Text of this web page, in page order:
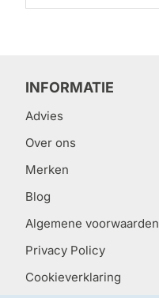
INFORMATIE
Advies
Over ons
Merken
Blog
Algemene voorwaarden
Privacy Policy
Cookieverklaring